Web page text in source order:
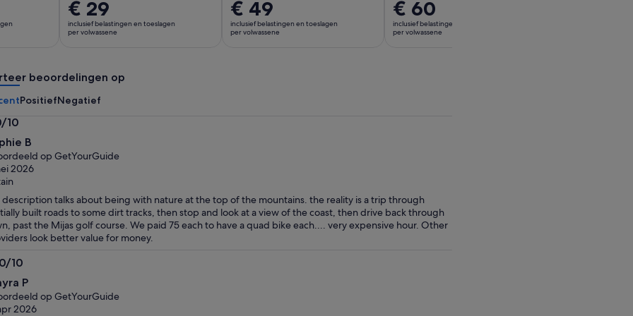
De
prijs
is
volwassene
€ 29
inclusief belastingen en toeslagen
per volwassene
De
prijs
is
€ 49
inclusief belastingen en toeslagen
per volwassene
De
prijs
is
€ 60
inclusief belastingen en toeslagen
per volwassene
beoordelingen op
PositiefNegatief
10
B
op GetYourGuide
2026
talks about being with nature at the top of the mountains. the reality is a trip through
built roads to some dirt tracks, then stop and look at a view of the coast, then drive back through
past the Mijas golf course. We paid 75 each to have a quad bike each.... very expensive hour. Other
look better value for money.
10
P
op GetYourGuide
2026